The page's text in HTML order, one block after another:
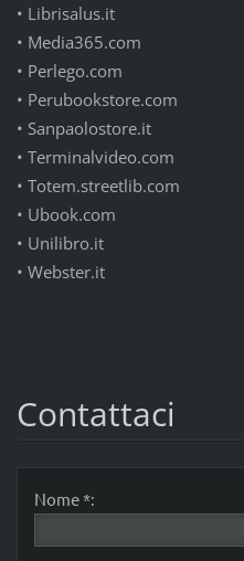
• Librisalus.it
• Media365.com
• Perlego.com
• Perubookstore.com
• Sanpaolostore.it
• Terminalvideo.com
• Totem.streetlib.com
• Ubook.com
• Unilibro.it
• Webster.it
Contattaci
Nome *: